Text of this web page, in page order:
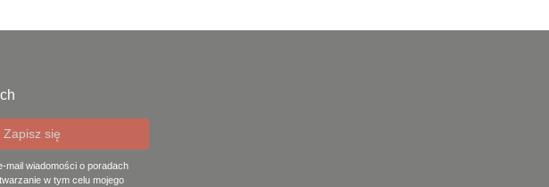
mail wiadomości o poradach
w tym celu mojego